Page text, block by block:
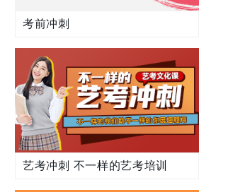
考前冲刺
艺考冲刺 不一样的艺考培训